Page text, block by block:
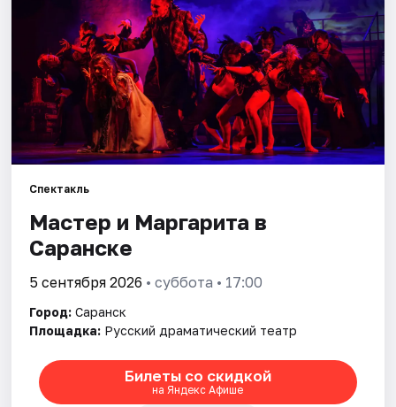
Экскурсии
События
Города
Площадки
Рейтинги
Спектакль
Мастер и Маргарита в
Саранске
5 сентября 2026 • суббота • 17:00
Город: Саранск
Площадка: Русский драматический театр
Билеты со скидкой
на Яндекс Афише